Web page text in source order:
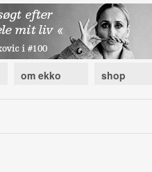
om ekko shop